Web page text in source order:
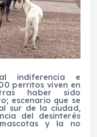
indiferencia e
perritos viven en
haber sido
escenario que se
sur de la ciudad,
del desinterés
y la no